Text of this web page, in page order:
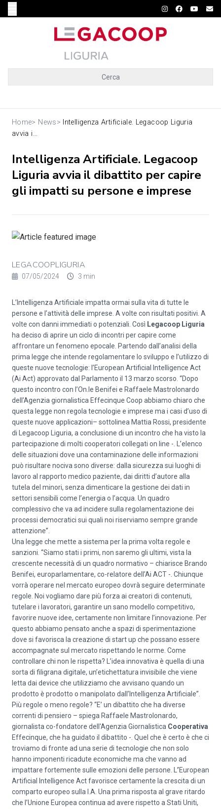
Cerca
Home> News> Intelligenza Artificiale. Legacoop Liguria
avvia i...
Intelligenza Artificiale. Legacoop
Liguria avvia il dibattito per capire
gli impatti su persone e imprese
LEGACOOPLIGURIA
07/05/2024 3 min
L’Intelligenza Artificiale impatta ormai sulla vita di tutte le
persone e l’attività delle imprese. A volte con risultati positivi. A
volte con danni immediati o potenziali. Così Legacoop Liguria
ha deciso di aprire un ciclo di incontri per capire come
affrontare un fenomeno epocale. Partendo dall’analisi della
prima legge che intende regolamentare lo sviluppo e l’utilizzo di
queste nuove tecnologie: l’European Artificial Intelligence Act
(Ai Act) approvato dal Parlamento il 13 marzo scorso. “Dopo
questo incontro con l’On.le Benifei e Raffaele Mastrolonardo
dell’Agenzia giornalistica Effecinque Coop abbiamo chiaro che
questa legge non regola tecnologie e imprese ma i casi d’uso di
queste nuove applicazioni– sottolinea Mattia Rossi, presidente
di Legacoop Liguria, a conclusione di un incontro che ha visto la
partecipazione di molti cooperatori collegati on line -. L’elenco
delle situazioni dove una contaminazione delle informazioni
può risultare nociva sono diverse: dalla sicurezza sui luoghi di
lavoro al rapporto medico paziente, dai diritti d’autore alla
tutela del minori, senza dimenticare la gestione dei dati in
settori sensibili come l’energia o l’acqua. Un quadro
complessivo che va ad incidere sulla regolamentazione dei
processi democratici sui quali noi riserviamo sempre grande
attenzione”.
Una legge che mette a sistema per la prima volta regole e
sanzioni. “Siamo stati i primi, non saremo gli ultimi, vista la
crescente necessità di un quadro normativo – chiarisce Brando
Benifei, europarlamentare, co-relatore dell’Ai ACT -. Chiunque
vorrà operare nel mercato europeo dovrà seguire determinate
regole. Noi vogliamo dare più forza ai creatori di contenuti,
tutelare i lavoratori, garantire un sano modello competitivo,
favorire nuove idee, certamente non limitare l’innovazione. Per
questo abbiamo pensato anche a spazi di sperimentazione
dove si favorisca la creazione di start up che possano essere
accompagnate sul mercato rispettando le norme. Come
controllare chi non le rispetta? L’idea innovativa è quella di una
sorta di filigrana digitale, un’etichettatura invisibile che viene
letta dai device che utilizziamo che avvisano quando un
prodotto è prodotto o manipolato dall’Intelligenza Artificiale”.
Più regole o meno regole? “E’ un dibattito che ha diverse
correnti di pensiero – spiega Raffaele Mastrolonardo,
giornalista co-fondatore dell'Agenzia Giornalistica Cooperativa
Effecinque, che ha guidato il dibattito -. Quel che è certo è che ci
troviamo di fronte ad una serie di tecnologie che non solo
hanno imponenti ricadute economiche ma che vanno ad
impattare fortemente sulle emozioni delle persone. L ’European
Artificial Intelligence Act favorisce certamente la crescita di un
comparto europeo sulla I.A. Una prima risposta al grave ritardo
che l’Unione Europea continua ad avere rispetto a Stati Uniti,